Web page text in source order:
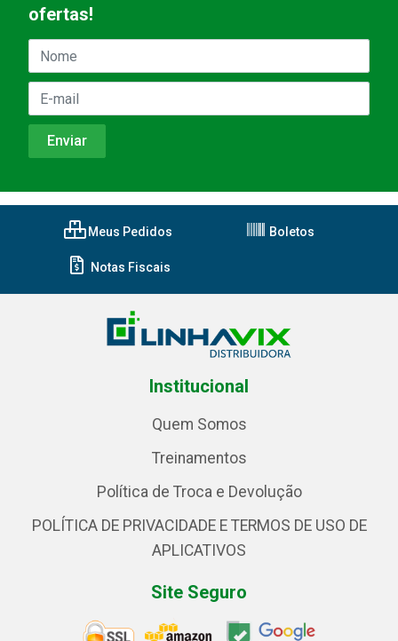
ofertas!
Meus Pedidos Boletos
Notas Fiscais
Institucional
Quem Somos
Treinamentos
Política de Troca e Devolução
POLÍTICA DE PRIVACIDADE E TERMOS DE USO DE
APLICATIVOS
Site Seguro